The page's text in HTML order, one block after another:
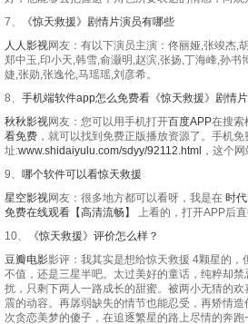
7、
《惊天救援》剧情片演员有哪些
人人影视网友：有以下演员主演：佟丽娅,张竣杰,
郑中玉,印小天,韩雪,俞灏明,赵滨,张扬,丁海峰,孙书
婕,张勋,张逸伦,马瑶瑶,刘彦希。
8、 手机端软件app怎么免费看《惊天救援》剧情片
秋秋影视网友：您可以用手机打开百度APP在搜索
看免费 ，就可以找到免费正版播放资源了。手机
址:www.shidaiyulu.com/sdyy/92112.html ，这个
9、 哪个软件可以看惊天救援
星空影视网友：很多地方都可以看呀，我是在 时
免费在线观看【高清流畅】
上看的，打开APP后直
10、
《惊天救援》评价怎么样？
豆瓣电影影评：我其实是想给惊天救援 4颗星的，
不值，还是三星半吧。太过美好的童话，纯粹却
扰，只剩下两人一路成长的甜蜜。被两小无猜的
震的动容。再孱弱缺失的情节也能忍受，再矫情
次贪恋美梦的傻子，在追逐繁星的路上尽情的奔跑